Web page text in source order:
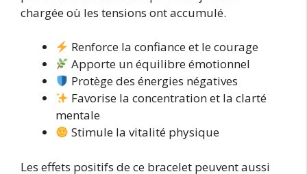
chargée où les tensions ont accumulé.
Renforce la confiance et le courage
Apporte un équilibre émotionnel
Protège des énergies négatives
Favorise la concentration et la clarté
mentale
Stimule la vitalité physique
Les effets positifs de ce bracelet peuvent aussi